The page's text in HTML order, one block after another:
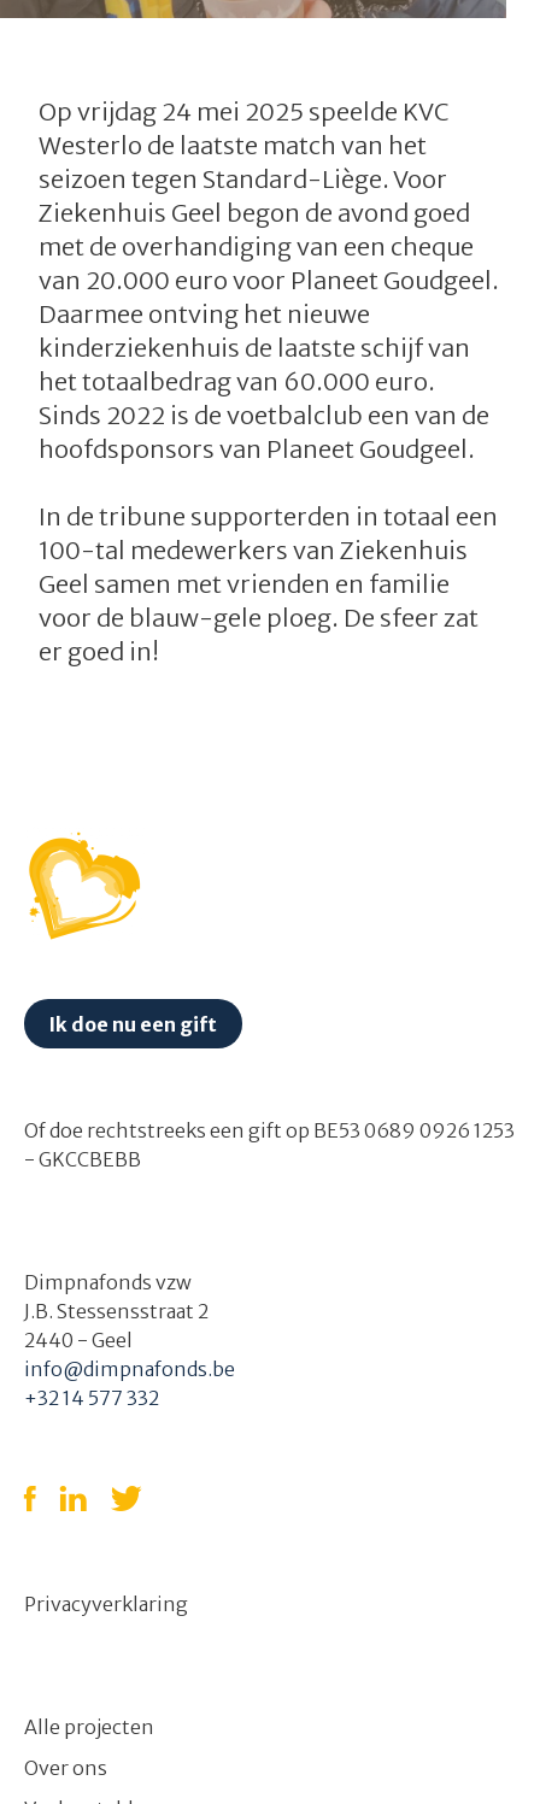
Op vrijdag 24 mei 2025 speelde KVC
Westerlo de laatste match van het
seizoen tegen Standard-Liège. Voor
Ziekenhuis Geel begon de avond goed
met de overhandiging van een cheque
van 20.000 euro voor Planeet Goudgeel.
Daarmee ontving het nieuwe
kinderziekenhuis de laatste schijf van
het totaalbedrag van 60.000 euro.
Sinds 2022 is de voetbalclub een van de
hoofdsponsors van Planeet Goudgeel.
In de tribune supporterden in totaal een
100-tal medewerkers van Ziekenhuis
Geel samen met vrienden en familie
voor de blauw-gele ploeg. De sfeer zat
er goed in!
Ik doe nu een gift
Of doe rechtstreeks een gift op BE53 0689 0926 1253
- GKCCBEBB
Dimpnafonds vzw
J.B. Stessensstraat 2
2440 - Geel
info@dimpnafonds.be
+32 14 577 332
Privacyverklaring
Alle projecten
Over ons